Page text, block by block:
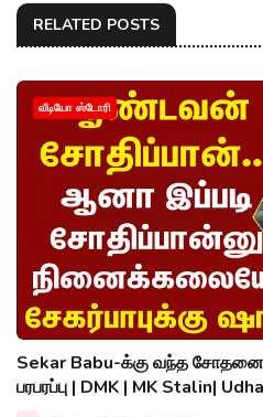
RELATED POSTS
வீடியோ ஸ்டோரி
Sekar Babu-க்கு வந்த சோதனை
பரபரப்பு | DMK | MK Stalin|